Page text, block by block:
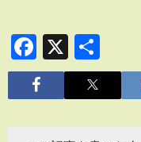
Facebook
X
有